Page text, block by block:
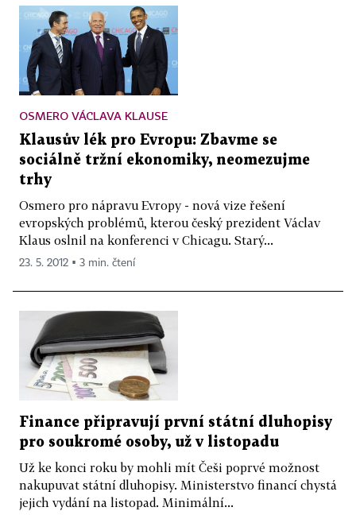
OSMERO VÁCLAVA KLAUSE
Klausův lék pro Evropu: Zbavme se
sociálně tržní ekonomiky, neomezujme
trhy
Osmero pro nápravu Evropy - nová vize řešení
evropských problémů, kterou český prezident Václav
Klaus oslnil na konferenci v Chicagu. Starý...
23. 5. 2012 ▪ 3 min. čtení
Finance připravují první státní dluhopisy
pro soukromé osoby, už v listopadu
Už ke konci roku by mohli mít Češi poprvé možnost
nakupuvat státní dluhopisy. Ministerstvo financí chystá
jejich vydání na listopad. Minimální...